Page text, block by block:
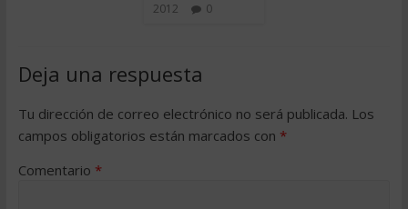
2012
0
Deja una respuesta
Tu dirección de correo electrónico no será publicada. Los
campos obligatorios están marcados con *
Comentario *